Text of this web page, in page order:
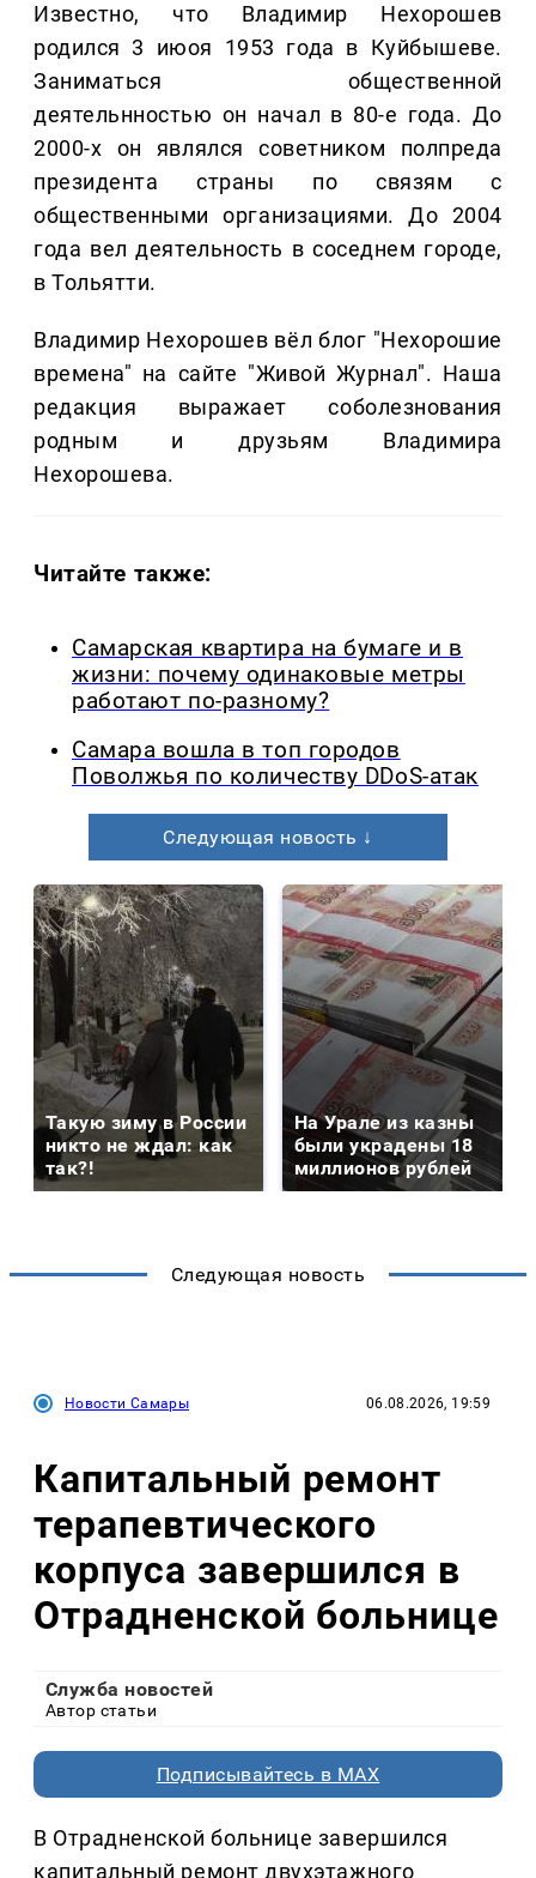
Известно, что Владимир Нехорошев
родился 3 июоя 1953 года в Куйбышеве.
Заниматься общественной
деятельнностью он начал в 80-е года. До
2000-х он являлся советником полпреда
президента страны по связям с
общественными организациями. До 2004
года вел деятельность в соседнем городе,
в Тольятти.
Владимир Нехорошев вёл блог "Нехорошие
времена" на сайте "Живой Журнал". Наша
редакция выражает соболезнования
родным и друзьям Владимира
Нехорошева.
Читайте также:
Самарская квартира на бумаге и в
жизни: почему одинаковые метры
работают по-разному?
Самара вошла в топ городов
Поволжья по количеству DDoS-атак
Следующая новость ↓
Такую зиму в России
никто не ждал: как
так?!
На Урале из казны
были украдены 18
миллионов рублей
Следующая новость
Новости Самары 06.08.2026, 19:59
Капитальный ремонт
терапевтического
корпуса завершился в
Отрадненской больнице
Служба новостей
Автор статьи
Подписывайтесь в MAX
В Отрадненской больнице завершился
капитальный ремонт двухэтажного